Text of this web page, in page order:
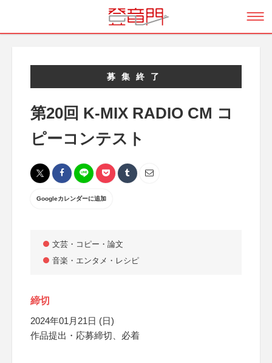
募集終了
第20回 K-MIX RADIO CM コ
ピーコンテスト
Googleカレンダーに追加
文芸・コピー・論文
音楽・エンタメ・レシピ
締切
2024年01月21日 (日)
作品提出・応募締切、必着